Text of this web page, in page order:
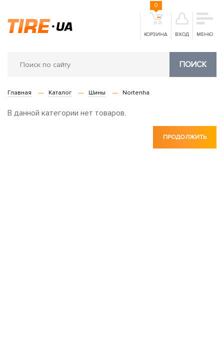
КОРЗИНА
0
ВХОД МЕНЮ
ПОИСК
Главная Каталог Шины Nortenha
В данной категории нет товаров.
ПРОДОЛЖИТЬ